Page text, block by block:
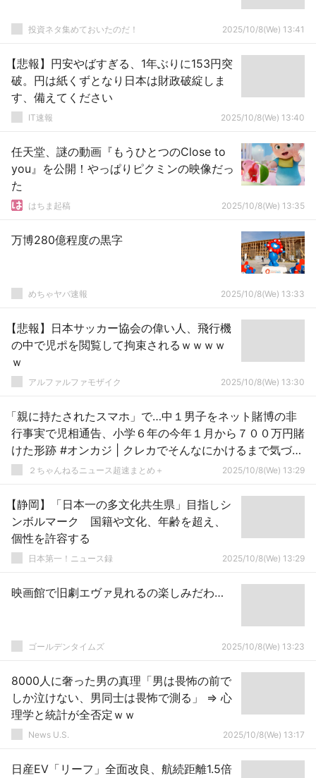
投資ネタ集めておいたのだ！ 2025/10/8(We) 13:41
【悲報】円安やばすぎる、1年ぶりに153円突
破。円は紙くずとなり日本は財政破綻しま
す、備えてください
IT速報 2025/10/8(We) 13:40
任天堂、謎の動画『もうひとつのClose to
you』を公開！やっぱりピクミンの映像だっ
た
はちま起稿 2025/10/8(We) 13:35
万博280億程度の黒字
めちゃヤバ速報 2025/10/8(We) 13:33
【悲報】日本サッカー協会の偉い人、飛行機
の中で児ポを閲覧して拘束されるｗｗｗｗ
ｗ
アルファルファモザイク 2025/10/8(We) 13:30
「親に持たされたスマホ」で…中１男子をネット賭博の非
行事実で児相通告、小学６年の今年１月から７００万円賭
けた形跡 #オンカジ | クレカでそんなにかけるまで気づか
ない親２ちゃんねるニュース超速まとめ＋ 2025/10/8(We) 13:29
【静岡】「日本一の多文化共生県」目指しシ
ンボルマーク 国籍や文化、年齢を超え、
個性を許容する
日本第一！ニュース録 2025/10/8(We) 13:29
映画館で旧劇エヴァ見れるの楽しみだわ…
ゴールデンタイムズ 2025/10/8(We) 13:23
8000人に奢った男の真理「男は畏怖の前で
しか泣けない、男同士は畏怖で測る」 ⇒ 心
理学と統計が全否定ｗｗ
News U.S. 2025/10/8(We) 13:17
日産EV「リーフ」全面改良、航続距離1.5倍